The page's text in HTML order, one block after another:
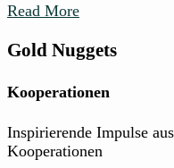
Read More
Gold Nuggets
Kooperationen
Inspirierende Impulse
Kooperationen